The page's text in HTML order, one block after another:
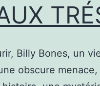
Billy Bones, un
obscure